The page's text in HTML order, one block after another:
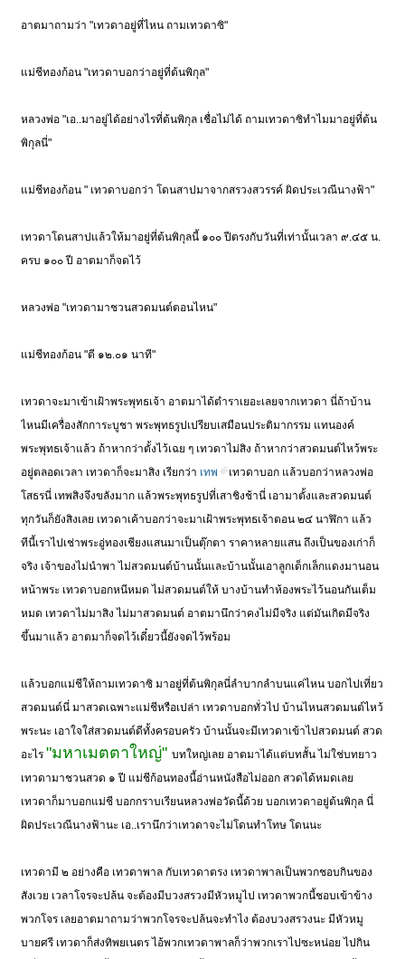
อาตมาถามว่า "เทวดาอยู่ที่ไหน ถามเทวดาซิ"
แม่ชีทองก้อน "เทวดาบอกว่าอยู่ที่ต้นพิกุล"
หลวงพ่อ "เอ..มาอยู่ได้อย่างไรที่ต้นพิกุล เชื่อไม่ได้ ถามเทวดาซิทำไมมาอยู่ที่ต้น
พิกุลนี่"
แม่ชีทองก้อน " เทวดาบอกว่า โดนสาปมาจากสรวงสวรรค์ ผิดประเวณีนางฟ้า"
เทวดาโดนสาปแล้วให้มาอยู่ที่ต้นพิกุลนี้ ๑๐๐ ปีตรงกับวันที่เท่านั้นเวลา ๙.๔๕ น.
ครบ ๑๐๐ ปี อาตมาก็จดไว้
หลวงพ่อ "เทวดามาชวนสวดมนต์ตอนไหน"
แม่ชีทองก้อน "ตี ๑๒.๐๑ นาที"
เทวดาจะมาเข้าเฝ้าพระพุทธเจ้า อาตมาได้ตำราเยอะเลยจากเทวดา นี่ถ้าบ้าน
ไหนมีเครื่องสักการะบูชา พระพุทธรูปเปรียบเสมือนประติมากรรม แทนองค์
พระพุทธเจ้าแล้ว ถ้าหากว่าตั้งไว้เฉย ๆ เทวดาไม่สิง ถ้าหากว่าสวดมนต์ไหว้พระ
อยู่ตลอดเวลา เทวดาก็จะมาสิง เรียกว่า เทพ
เทวดาบอก แล้วบอกว่าหลวงพ่อ
โสธรนี่ เทพสิงจึงขลังมาก แล้วพระพุทธรูปที่เสาชิงช้านี่ เอามาตั้งและสวดมนต์
ทุกวันก็ยังสิงเลย เทวดาเค้าบอกว่าจะมาเฝ้าพระพุทธเจ้าตอน ๒๔ นาฬิกา แล้ว
ทีนี้เราไปเช่าพระอู่ทองเชียงแสนมาเป็นตุ๊กตา ราคาหลายแสน ถึงเป็นของเก่าก็
จริง เจ้าของไม่นำพา ไม่สวดมนต์บ้านนั้นและบ้านนั้นเอาลูกเด็กเล็กแดงมานอน
หน้าพระ เทวดาบอกหนีหมด ไม่สวดมนต์ให้ บางบ้านทำห้องพระไว้นอนกันเต็ม
หมด เทวดาไม่มาสิง ไม่มาสวดมนต์ อาตมานึกว่าคงไม่มีจริง แต่มันเกิดมีจริง
ขึ้นมาแล้ว อาตมาก็จดไว้เดี๋ยวนี้ยังจดไว้พร้อม
แล้วบอกแม่ชีให้ถามเทวดาซิ มาอยู่ที่ต้นพิกุลนี่ลำบากลำบนแค่ไหน บอกไปเที่ยว
สวดมนต์นี่ มาสวดเฉพาะแม่ชีหรือเปล่า เทวดาบอกทั่วไป บ้านไหนสวดมนต์ไหว้
พระนะ เอาใจใส่สวดมนต์ดีทั้งครอบครัว บ้านนั้นจะมีเทวดาเข้าไปสวดมนต์ สวด
อะไร "มหาเมตตาใหญ่" บทใหญ่เลย อาตมาได้แต่บทสั้น ไม่ใช่บทยาว
เทวดามาชวนสวด ๑ ปี แม่ชีก้อนทองนี้อ่านหนังสือไม่ออก สวดได้หมดเลย
เทวดาก็มาบอกแม่ชี บอกกราบเรียนหลวงพ่อวัดนี้ด้วย บอกเทวดาอยู่ต้นพิกุล นี่
ผิดประเวณีนางฟ้านะ เอ..เรานึกว่าเทวดาจะไม่โดนทำโทษ โดนนะ
เทวดามี ๒ อย่างคือ เทวดาพาล กับเทวดาตรง เทวดาพาลเป็นพวกชอบกินของ
สังเวย เวลาโจรจะปล้น จะต้องมีบวงสรวงมีหัวหมูไป เทวดาพวกนี้ชอบเข้าข้าง
พวกโจร เลยอาตมาถามว่าพวกโจรจะปล้นจะทำไง ต้องบวงสรวงนะ มีหัวหมู
บายศรี เทวดาก็ส่งทิพยเนตร ไอ้พวกเทวดาพาลก็ว่าพวกเราไปซะหน่อย ไปกิน